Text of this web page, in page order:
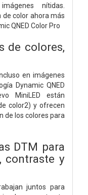
nítidas.
color ahora más
QNED Color Pro
de colores,
en imágenes
Dynamic QNED
MiniLED están
color2) y ofrecen
de los colores para
DTM para
contraste y
juntos para